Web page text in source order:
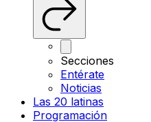
Secciones
Entérate
Noticias
Las 20 latinas
Programación